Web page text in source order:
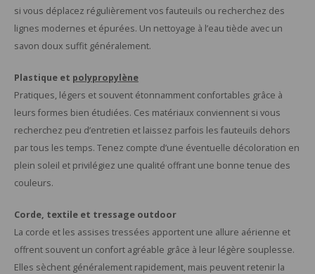
si vous déplacez régulièrement vos fauteuils ou recherchez des
lignes modernes et épurées. Un nettoyage à l’eau tiède avec un
savon doux suffit généralement.
Plastique et polypropylène
Pratiques, légers et souvent étonnamment confortables grâce à
leurs formes bien étudiées. Ces matériaux conviennent si vous
recherchez peu d’entretien et laissez parfois les fauteuils dehors
par tous les temps. Tenez compte d’une éventuelle décoloration en
plein soleil et privilégiez une qualité offrant une bonne tenue des
couleurs.
Corde, textile et tressage outdoor
La corde et les assises tressées apportent une allure aérienne et
offrent souvent un confort agréable grâce à leur légère souplesse.
Elles sèchent généralement rapidement, mais peuvent retenir la